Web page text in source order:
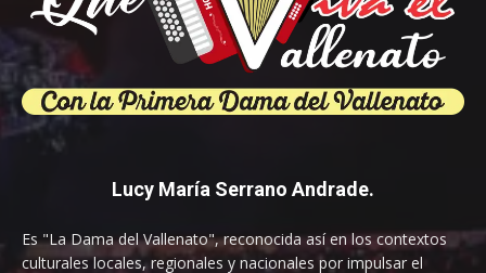
Lucy María Serrano Andrade.
Es "La Dama del Vallenato", reconocida así en los contextos
culturales locales, regionales y nacionales por impulsar el